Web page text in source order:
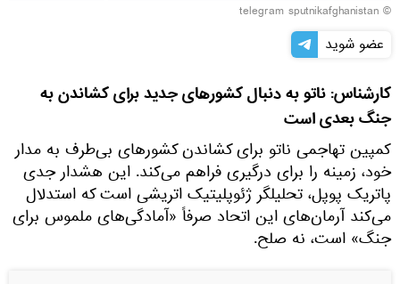
© telegram sputnikafghanistan
عضو شوید
کارشناس: ناتو به دنبال کشورهای جدید برای کشاندن به
جنگ بعدی است
کمپین تهاجمی ناتو برای کشاندن کشورهای بی‌طرف به مدار
خود، زمینه را برای درگیری فراهم می‌کند. این هشدار جدی
پاتریک پوپل، تحلیلگر ژئوپلیتیک اتریشی است که استدلال
می‌کند آرمان‌های این اتحاد صرفاً «آمادگی‌های ملموس برای
جنگ» است، نه صلح.